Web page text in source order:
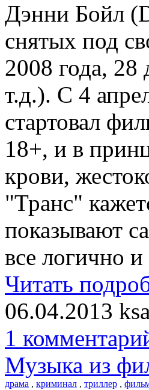
Дэнни Бойл
снятых под
2008 года, 28
т.д.). С 4
стартовал
18+, и в
крови,
"Транс"
показывают
все логично
Читать
06.04.2013
1
Музыка из
драма , криминал , триллер ,